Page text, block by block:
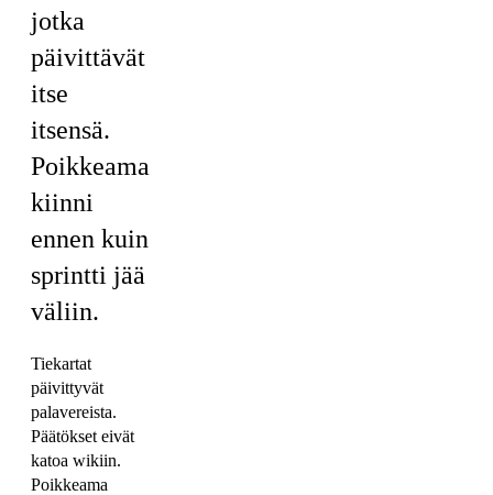
jotka
päivittävät
itse
itsensä.
Poikkeama
kiinni
ennen kuin
sprintti jää
väliin.
Tiekartat
päivittyvät
palavereista.
Päätökset eivät
katoa wikiin.
Poikkeama